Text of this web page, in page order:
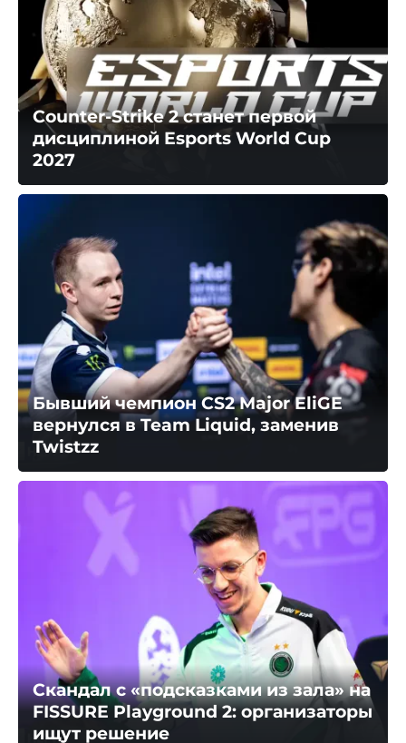
Counter-Strike 2 станет первой
дисциплиной Esports World Cup
2027
Бывший чемпион CS2 Major EliGE
вернулся в Team Liquid, заменив
Twistzz
Скандал с «подсказками из зала» на
FISSURE Playground 2: организаторы
ищут решение